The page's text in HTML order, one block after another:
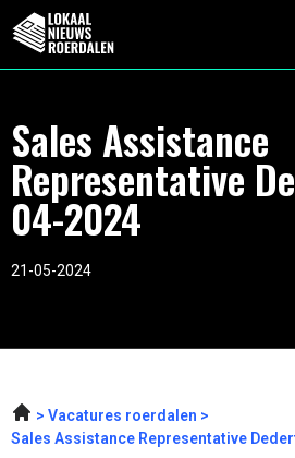
Sales Assistance
Representative
04-2024
21-05-2024
Vacatures roerdalen
Sales Assistance Representative